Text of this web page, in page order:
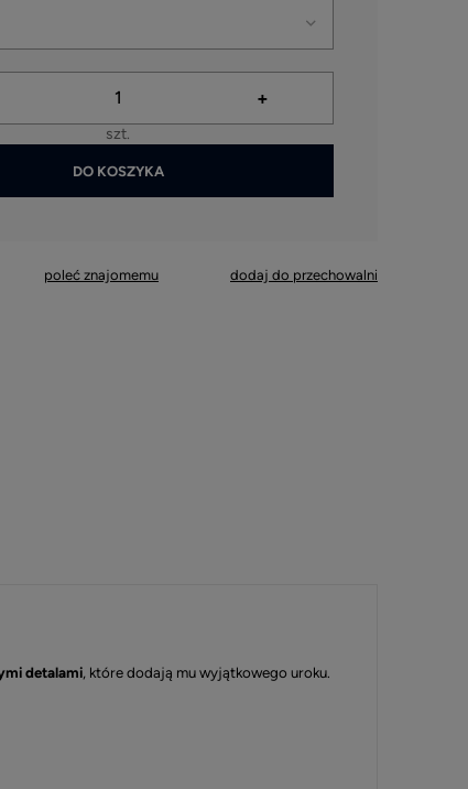
+
szt.
DO KOSZYKA
poleć znajomemu dodaj do przechowalni
detalami, które dodają mu wyjątkowego uroku.